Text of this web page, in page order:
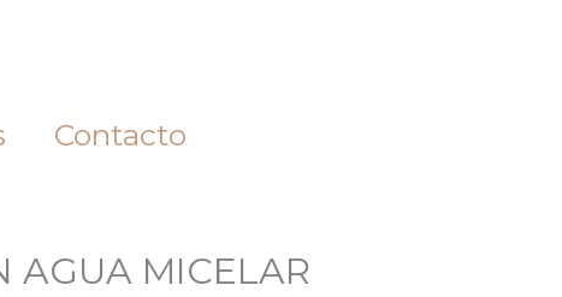
Contacto
AGUA MICELAR